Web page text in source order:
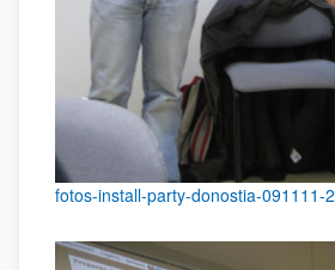
fotos-install-party-donostia-091111-2